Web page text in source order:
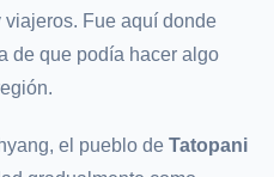
Fue aquí donde
de que podía hacer algo
el pueblo de Tatopani